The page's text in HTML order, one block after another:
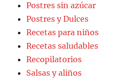
Postres sin azúcar
Postres y Dulces
Recetas para niños
Recetas saludables
Recopilatorios
Salsas y aliños